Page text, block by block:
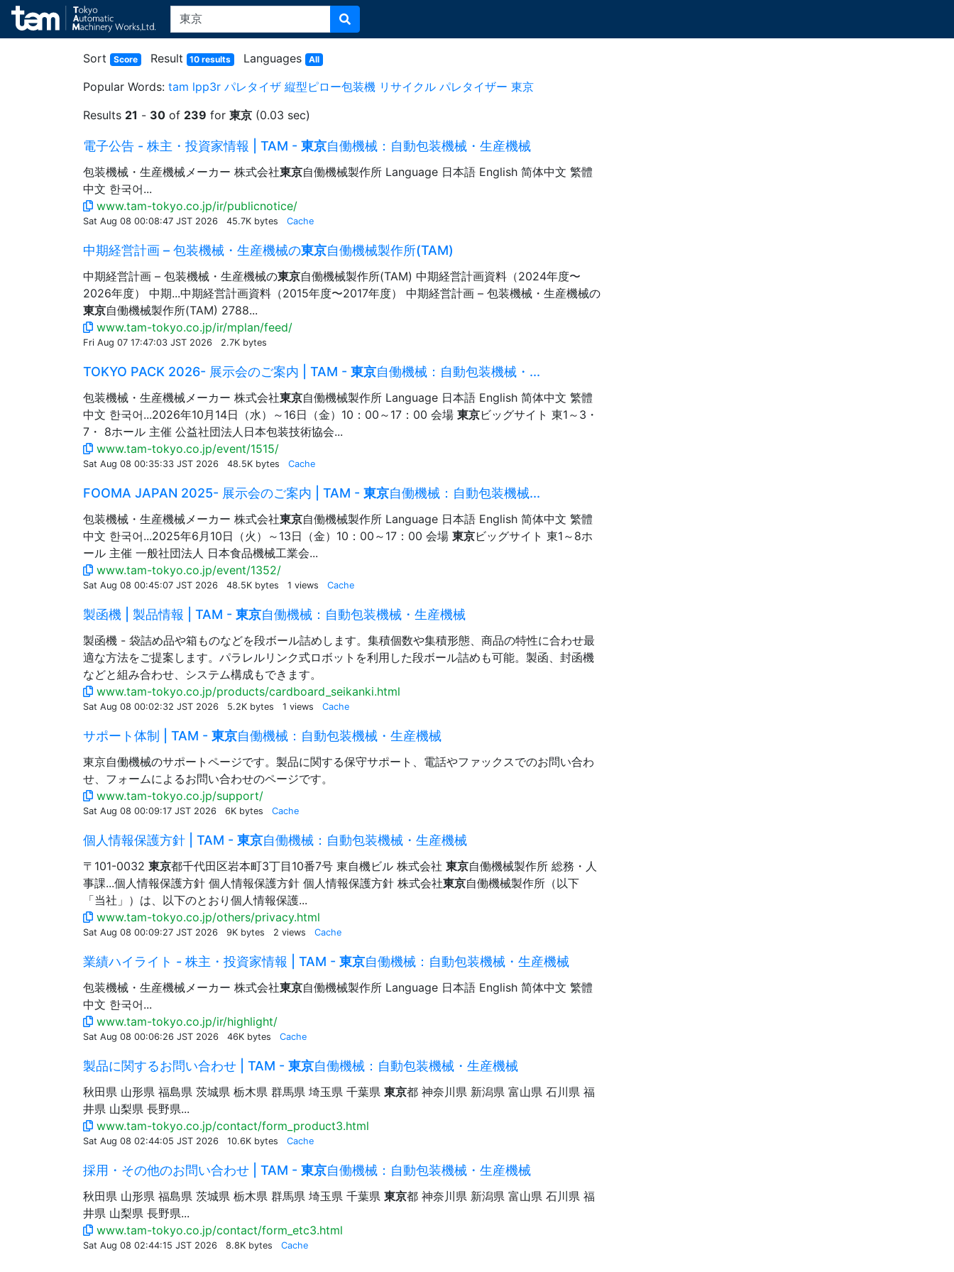
Sort Score Result 10 results Languages All
Popular Words: tam lpp3r パレタイザ 縦型ピロー包装機 リサイクル パレタイザー 東京
Results 21 - 30 of 239 for 東京 (0.03 sec)
電子公告 - 株主・投資家情報 | TAM - 東京自働機械：自動包装機械・生産機械
包装機械・生産機械メーカー 株式会社東京自働機械製作所 Language 日本語 English 简体中文 繁體
中文 한국어...
www.tam-tokyo.co.jp/ir/publicnotice/
Sat Aug 08 00:08:47 JST 2026 45.7K bytes Cache
中期経営計画 – 包装機械・生産機械の東京自働機械製作所(TAM)
中期経営計画 – 包装機械・生産機械の東京自働機械製作所(TAM) 中期経営計画資料（2024年度〜
2026年度） 中期...中期経営計画資料（2015年度〜2017年度） 中期経営計画 – 包装機械・生産機械の
東京自働機械製作所(TAM) 2788...
www.tam-tokyo.co.jp/ir/mplan/feed/
Fri Aug 07 17:47:03 JST 2026 2.7K bytes
TOKYO PACK 2026- 展示会のご案内 | TAM - 東京自働機械：自動包装機械・...
包装機械・生産機械メーカー 株式会社東京自働機械製作所 Language 日本語 English 简体中文 繁體
中文 한국어...2026年10月14日（水）～16日（金）10：00～17：00 会場 東京ビッグサイト 東1～3・
7・ 8ホール 主催 公益社団法人日本包装技術協会...
www.tam-tokyo.co.jp/event/1515/
Sat Aug 08 00:35:33 JST 2026 48.5K bytes Cache
FOOMA JAPAN 2025- 展示会のご案内 | TAM - 東京自働機械：自動包装機械...
包装機械・生産機械メーカー 株式会社東京自働機械製作所 Language 日本語 English 简体中文 繁體
中文 한국어...2025年6月10日（火）～13日（金）10：00～17：00 会場 東京ビッグサイト 東1～8ホ
ール 主催 一般社団法人 日本食品機械工業会...
www.tam-tokyo.co.jp/event/1352/
Sat Aug 08 00:45:07 JST 2026 48.5K bytes 1 views Cache
製函機 | 製品情報 | TAM - 東京自働機械：自動包装機械・生産機械
製函機 - 袋詰め品や箱ものなどを段ボール詰めします。集積個数や集積形態、商品の特性に合わせ最
適な方法をご提案します。パラレルリンク式ロボットを利用した段ボール詰めも可能。製函、封函機
などと組み合わせ、システム構成もできます。
www.tam-tokyo.co.jp/products/cardboard_seikanki.html
Sat Aug 08 00:02:32 JST 2026 5.2K bytes 1 views Cache
サポート体制 | TAM - 東京自働機械：自動包装機械・生産機械
東京自働機械のサポートページです。製品に関する保守サポート、電話やファックスでのお問い合わ
せ、フォームによるお問い合わせのページです。
www.tam-tokyo.co.jp/support/
Sat Aug 08 00:09:17 JST 2026 6K bytes Cache
個人情報保護方針 | TAM - 東京自働機械：自動包装機械・生産機械
〒101-0032 東京都千代田区岩本町3丁目10番7号 東自機ビル 株式会社 東京自働機械製作所 総務・人
事課...個人情報保護方針 個人情報保護方針 個人情報保護方針 株式会社東京自働機械製作所（以下
「当社」）は、以下のとおり個人情報保護...
www.tam-tokyo.co.jp/others/privacy.html
Sat Aug 08 00:09:27 JST 2026 9K bytes 2 views Cache
業績ハイライト - 株主・投資家情報 | TAM - 東京自働機械：自動包装機械・生産機械
包装機械・生産機械メーカー 株式会社東京自働機械製作所 Language 日本語 English 简体中文 繁體
中文 한국어...
www.tam-tokyo.co.jp/ir/highlight/
Sat Aug 08 00:06:26 JST 2026 46K bytes Cache
製品に関するお問い合わせ | TAM - 東京自働機械：自動包装機械・生産機械
秋田県 山形県 福島県 茨城県 栃木県 群馬県 埼玉県 千葉県 東京都 神奈川県 新潟県 富山県 石川県 福
井県 山梨県 長野県...
www.tam-tokyo.co.jp/contact/form_product3.html
Sat Aug 08 02:44:05 JST 2026 10.6K bytes Cache
採用・その他のお問い合わせ | TAM - 東京自働機械：自動包装機械・生産機械
秋田県 山形県 福島県 茨城県 栃木県 群馬県 埼玉県 千葉県 東京都 神奈川県 新潟県 富山県 石川県 福
井県 山梨県 長野県...
www.tam-tokyo.co.jp/contact/form_etc3.html
Sat Aug 08 02:44:15 JST 2026 8.8K bytes Cache